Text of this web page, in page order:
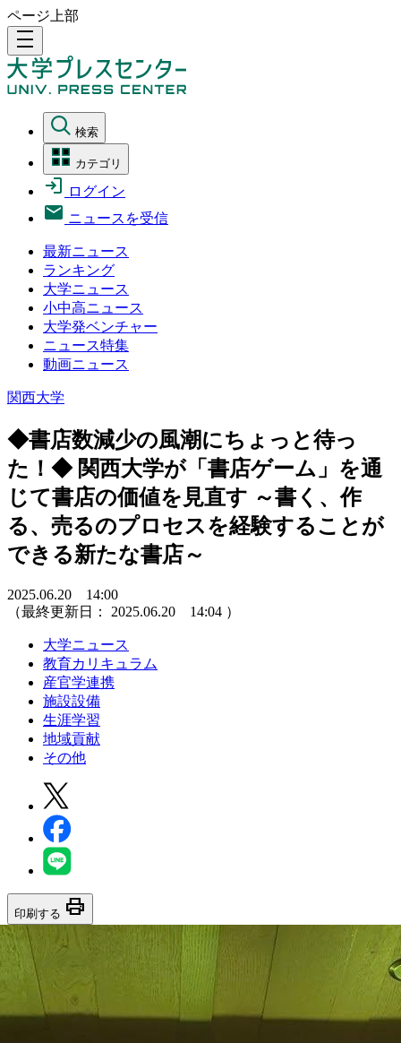
ページ上部
density_medium
検索
カテゴリ
ログイン
ニュースを受信
最新ニュース
ランキング
大学ニュース
小中高ニュース
大学発ベンチャー
ニュース特集
動画ニュース
関西大学
◆書店数減少の風潮にちょっと待っ
た！◆ 関西大学が「書店ゲーム」を通
じて書店の価値を見直す ～書く、作
る、売るのプロセスを経験することが
できる新たな書店～
2025.06.20 14:00
（最終更新日： 2025.06.20 14:04 ）
大学ニュース
教育カリキュラム
産官学連携
施設設備
生涯学習
地域貢献
その他
印刷する print